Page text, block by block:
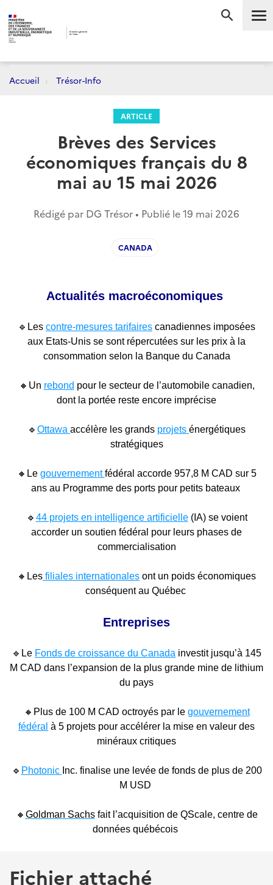
Accueil Trésor-Info
ARTICLE
Brèves des Services
économiques français du 8
mai au 15 mai 2026
Rédigé par DG Trésor • Publié le19 mai 2026
CANADA
Actualités macroéconomiques
🔹 Les contre-mesures tarifaires canadiennes imposées
aux Etats-Unis se sont répercutées sur les prix à la
consommation selon la Banque du Canada
🔸Un rebond pour le secteur de l’automobile canadien,
dont la portée reste encore imprécise
🔹 Ottawa accélère les grands projets énergétiques
stratégiques
🔸 Le gouvernementfédéral accorde 957,8 M CAD sur 5
ans au Programme des ports pour petits bateaux
🔹 44 projets en intelligence artificielle(IA) se voient
accorder un soutien fédéral pour leurs phases de
commercialisation
🔸 Les filiales internationales ont un poids économiques
conséquent au Québec
Entreprises
🔹 Le Fonds de croissance du Canada investit jusqu’à 145
M CAD dans l’expansion de la plus grande mine de lithium
du pays
🔸Plus de 100 M CAD octroyés par le gouvernement
fédéral à 5 projets pour accélérer la mise en valeur des
minéraux critiques
🔹 Photonic Inc. finalise une levée de fonds de plus de 200
M USD
🔸 Goldman Sachsfait l’acquisition de QScale, centre de
données québécois
Fichier attaché